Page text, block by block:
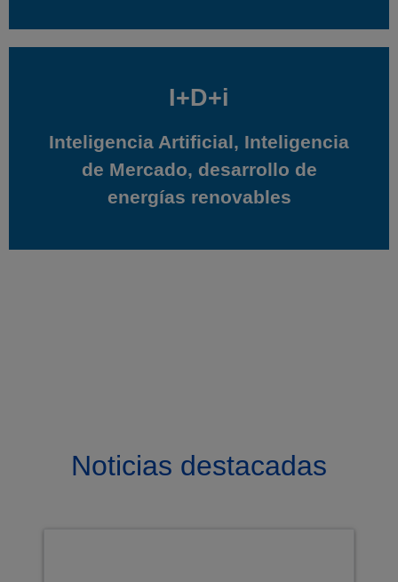
I+D+i
Inteligencia Artificial, Inteligencia
de Mercado, desarrollo de
energías renovables
I+D+i
Inteligencia Artificial, Inteligencia
de Mercado, desarrollo de
energías renovables
Noticias destacadas